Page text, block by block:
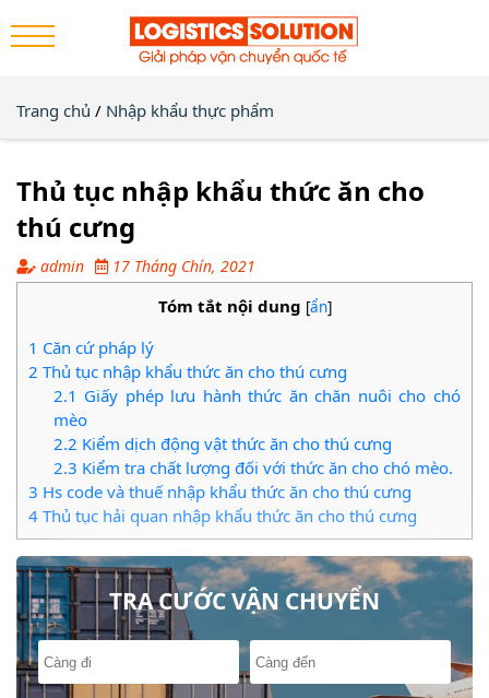
Trang chủ / Nhập khẩu thực phẩm
Thủ tục nhập khẩu thức ăn cho
thú cưng
admin 17 Tháng Chín, 2021
Tóm tắt nội dung [ẩn]
1 Căn cứ pháp lý
2 Thủ tục nhập khẩu thức ăn cho thú cưng
2.1 Giấy phép lưu hành thức ăn chăn nuôi cho chó
mèo
2.2 Kiểm dịch động vật thức ăn cho thú cưng
2.3 Kiểm tra chất lượng đối với thức ăn cho chó mèo.
3 Hs code và thuế nhập khẩu thức ăn cho thú cưng
4 Thủ tục hải quan nhập khẩu thức ăn cho thú cưng
TRA CƯỚC VẬN CHUYỂN